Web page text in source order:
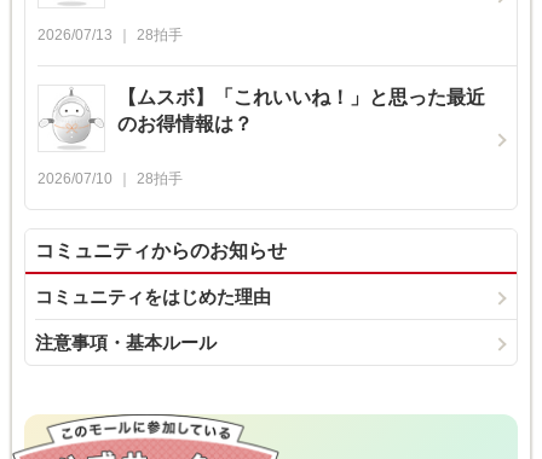
2026/07/13 28拍手
【ムスボ】「これいいね！」と思った最近
のお得情報は？
2026/07/10 28拍手
コミュニティからのお知らせ
コミュニティをはじめた理由
注意事項・基本ルール